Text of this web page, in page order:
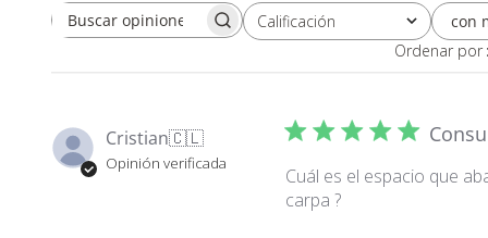
Buscar opinionesCalificación
Todas las clasificaciones
con
Ordenar por
Cristian🇨🇱
Opinión verificada
Cuál es el espacio que
carpa ?